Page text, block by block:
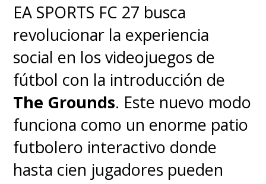
EA SPORTS FC 27 busca
revolucionar la experiencia
social en los videojuegos de
fútbol con la introducción de
The Grounds. Este nuevo modo
funciona como un enorme patio
futbolero interactivo donde
hasta cien jugadores pueden